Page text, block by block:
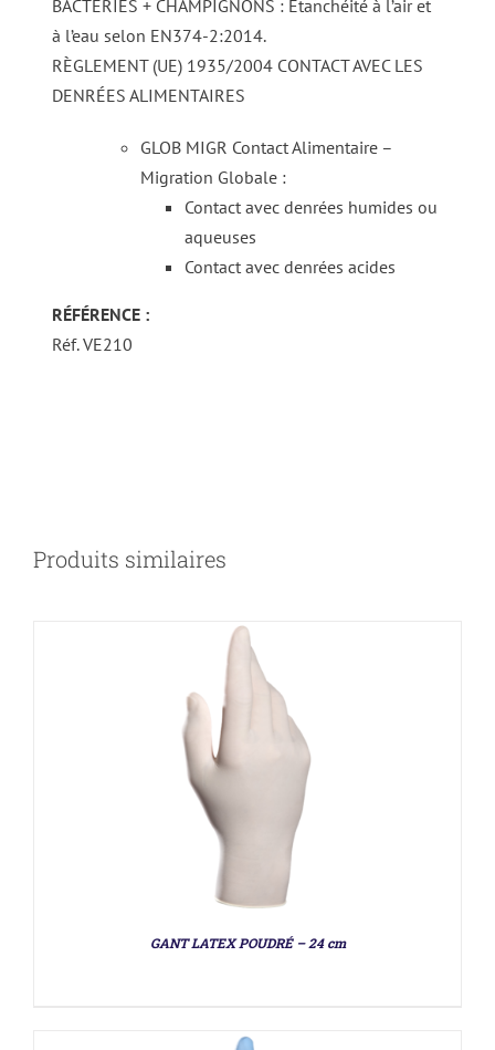
BACTERIES + CHAMPIGNONS : Etanchéité à l’air et
à l’eau selon EN374-2:2014.
RÈGLEMENT (UE) 1935/2004 CONTACT AVEC LES
DENRÉES ALIMENTAIRES
GLOB MIGR Contact Alimentaire –
Migration Globale :
Contact avec denrées humides ou
aqueuses
Contact avec denrées acides
RÉFÉRENCE :
Réf. VE210
Produits similaires
GANT LATEX POUDRÉ – 24 cm
DÉTAILS